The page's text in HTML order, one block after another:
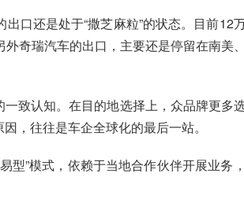
口还是处于“撒芝麻粒”的状态。目前12
奇瑞汽车的出口，主要还是停留在南美
致认知。在目的地选择上，众品牌更多
，往往是车企全球化的最后一站。
型”模式，依赖于当地合作伙伴开展业务